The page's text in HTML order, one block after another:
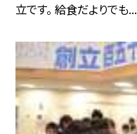
立です。 給食だよりでも...